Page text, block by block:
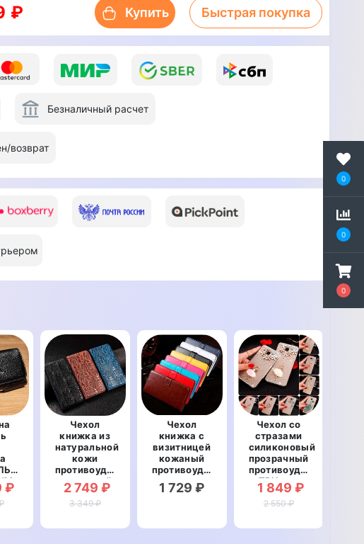
0
0
0
Безналичный расчет
возврат
₽ Купить Быстрая покупка
₽
Чехол
книжка из
натуральной
кожи
противоударный
магнитный
для
Samsung
S908
2 749 ₽
3 349 ₽
Чехол
книжка с
визитницей
кожаный
противоударный
для
Samsung
"BENTYAGA"
1 729 ₽
Чехол со
стразами
силиконовый
прозрачный
противоударный
TPU для
Samsung
S22 Ultra
"DIAMOND"
1 849 ₽
2 550 ₽